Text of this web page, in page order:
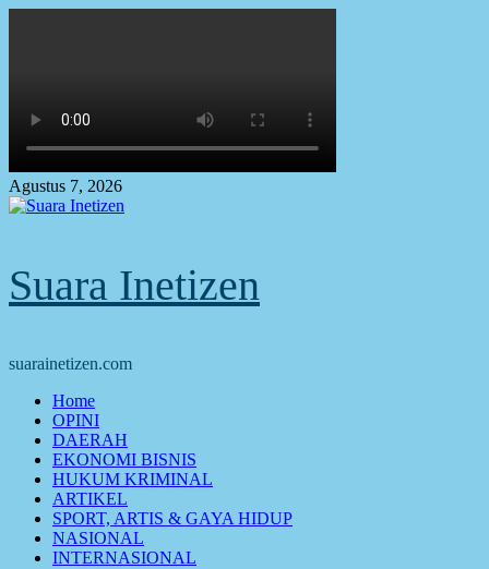
Agustus 7, 2026
Suara Inetizen
suarainetizen.com
Primary
Menu
Home
OPINI
DAERAH
EKONOMI BISNIS
HUKUM KRIMINAL
ARTIKEL
SPORT, ARTIS & GAYA HIDUP
NASIONAL
INTERNASIONAL